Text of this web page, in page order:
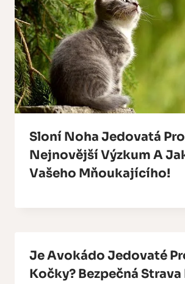
Sloní Noha Jedovatá
Nejnovější Výzkum A
Vašeho Mňoukajícího!
Je Avokádo Jedovaté
Kočky? Bezpečná Strava